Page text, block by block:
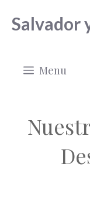
Salvador
Menu